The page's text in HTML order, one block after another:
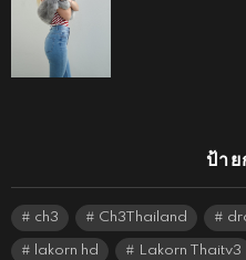
ป้า
ch3 Ch3Thailand
lakorn hd Lakorn Thaitv3